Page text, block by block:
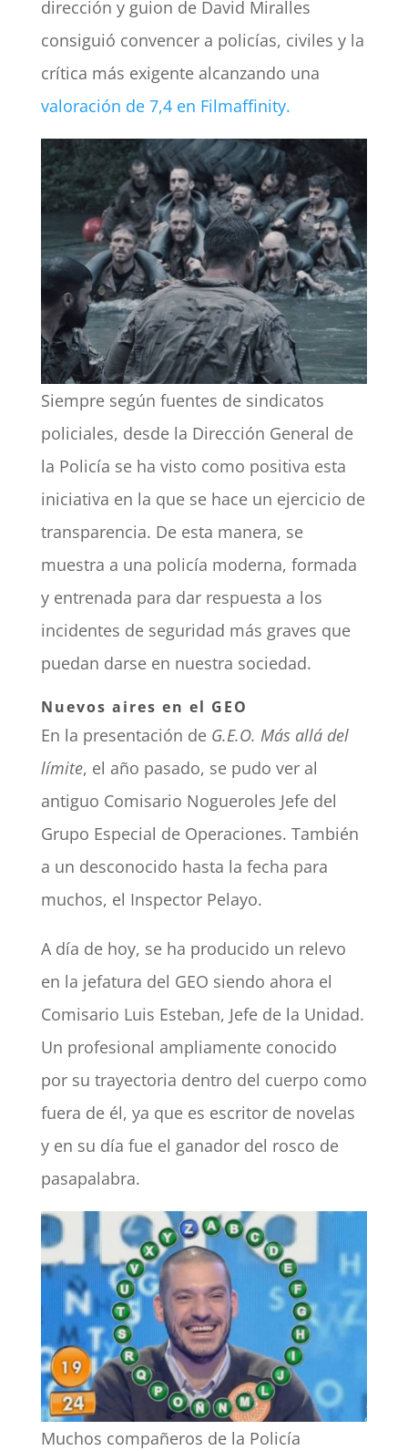
dirección y guion de David Miralles
consiguió convencer a policías, civiles y la
crítica más exigente alcanzando una
valoración de 7,4 en Filmaffinity.
Siempre según fuentes de sindicatos
policiales, desde la Dirección General de
la Policía se ha visto como positiva esta
iniciativa en la que se hace un ejercicio de
transparencia. De esta manera, se
muestra a una policía moderna, formada
y entrenada para dar respuesta a los
incidentes de seguridad más graves que
puedan darse en nuestra sociedad.
Nuevos aires en el GEO
En la presentación de G.E.O. Más allá del
límite, el año pasado, se pudo ver al
antiguo Comisario Nogueroles Jefe del
Grupo Especial de Operaciones. También
a un desconocido hasta la fecha para
muchos, el Inspector Pelayo.
A día de hoy, se ha producido un relevo
en la jefatura del GEO siendo ahora el
Comisario Luis Esteban, Jefe de la Unidad.
Un profesional ampliamente conocido
por su trayectoria dentro del cuerpo como
fuera de él, ya que es escritor de novelas
y en su día fue el ganador del rosco de
pasapalabra.
Muchos compañeros de la Policía